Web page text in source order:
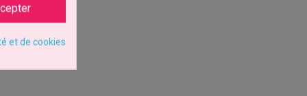
et de cookies